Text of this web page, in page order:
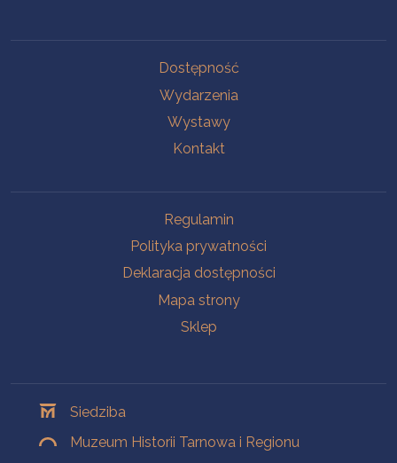
Dostępność
Wydarzenia
Wystawy
Kontakt
Regulamin
Polityka prywatności
Deklaracja dostępności
Mapa strony
Sklep
Siedziba
Muzeum Historii Tarnowa i Regionu